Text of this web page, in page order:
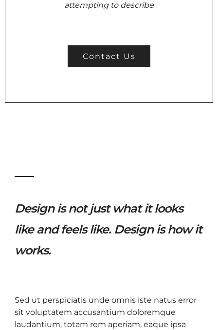
attempting to describe
Contact Us
Design is not just what it looks
like and feels like. Design is how it
works.
Sed ut perspiciatis unde omnis iste natus error
sit voluptatem accusantium doloremque
laudantium, totam rem aperiam, eaque ipsa